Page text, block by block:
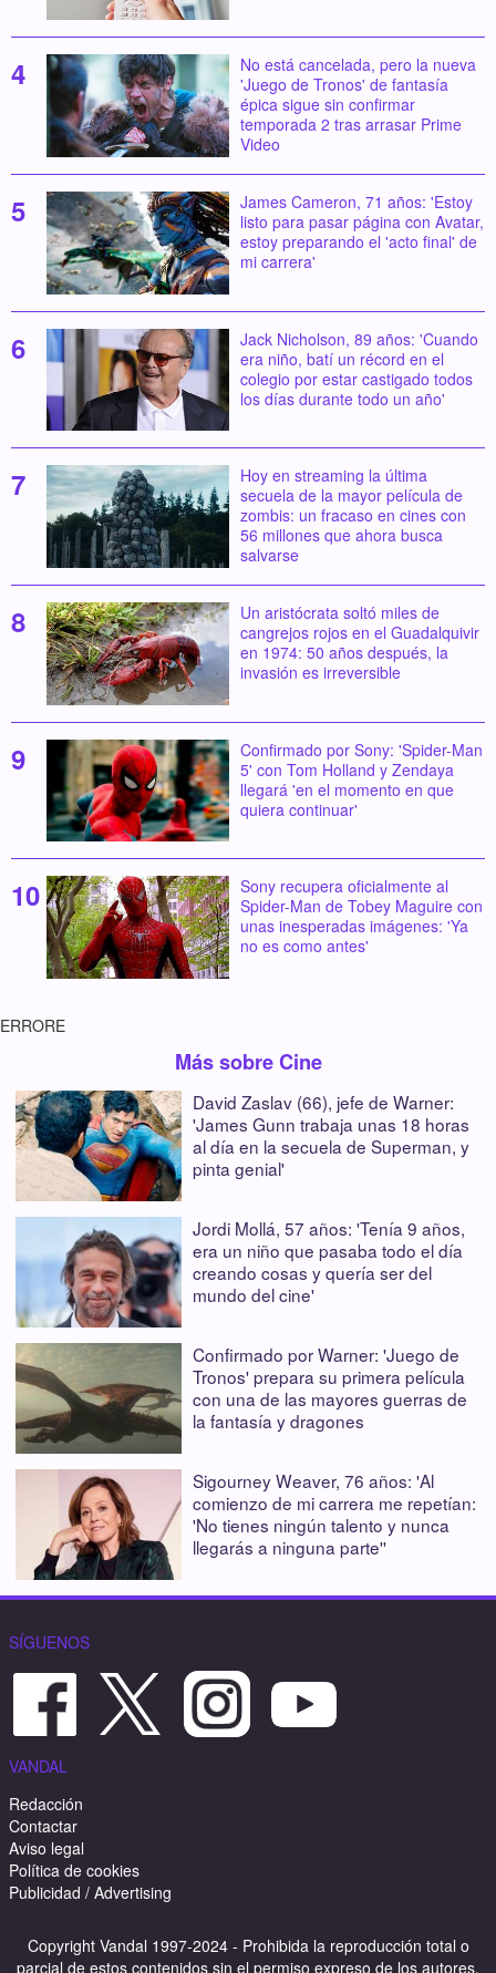
No está cancelada, pero la nueva
'Juego de Tronos' de fantasía
épica sigue sin confirmar
temporada 2 tras arrasar Prime
Video
James Cameron, 71 años: 'Estoy
listo para pasar página con Avatar,
estoy preparando el 'acto final' de
mi carrera'
Jack Nicholson, 89 años: 'Cuando
era niño, batí un récord en el
colegio por estar castigado todos
los días durante todo un año'
Hoy en streaming la última
secuela de la mayor película de
zombis: un fracaso en cines con
56 millones que ahora busca
salvarse
Un aristócrata soltó miles de
cangrejos rojos en el Guadalquivir
en 1974: 50 años después, la
invasión es irreversible
Confirmado por Sony: 'Spider-Man
5' con Tom Holland y Zendaya
llegará 'en el momento en que
quiera continuar'
Sony recupera oficialmente al
Spider-Man de Tobey Maguire con
unas inesperadas imágenes: 'Ya
no es como antes'
ERRORE
Más sobre Cine
David Zaslav (66), jefe de Warner:
'James Gunn trabaja unas 18 horas
al día en la secuela de Superman, y
pinta genial'
Jordi Mollá, 57 años: 'Tenía 9 años,
era un niño que pasaba todo el día
creando cosas y quería ser del
mundo del cine'
Confirmado por Warner: 'Juego de
Tronos' prepara su primera película
con una de las mayores guerras de
la fantasía y dragones
Sigourney Weaver, 76 años: 'Al
comienzo de mi carrera me repetían:
'No tienes ningún talento y nunca
llegarás a ninguna parte''
SÍGUENOS
VANDAL
Redacción
Contactar
Aviso legal
Política de cookies
Publicidad / Advertising
Copyright Vandal 1997-2024 - Prohibida la reproducción total o
parcial de estos contenidos sin el permiso expreso de los autores.